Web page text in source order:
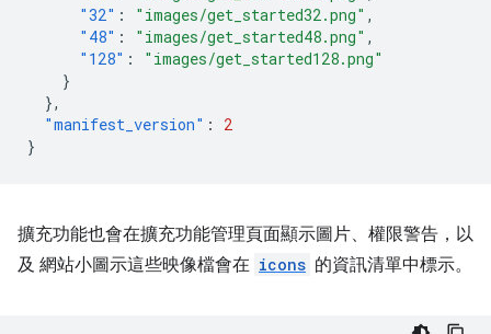
"32" : "images/get_started32.png" ,
"48" : "images/get_started48.png" ,
"128" :
"images/get_started128.png"
}
},
"manifest_version" :
2
}
擴充功能也會在擴充功能管理頁面顯示圖片、權限警告，以
及 網站小圖示這些映像檔會在 icons 的資訊清單中標示。